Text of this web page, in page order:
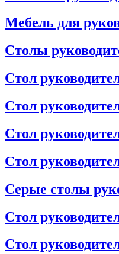
Мебель для
Столы
Стол
Стол
Стол
Стол
Серые столы
Стол
Стол